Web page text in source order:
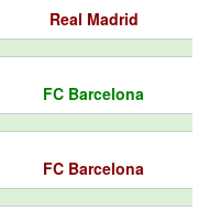
Real Madrid
FC Barcelona
FC Barcelona